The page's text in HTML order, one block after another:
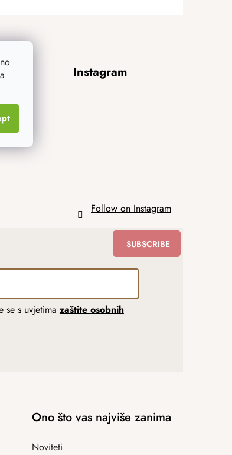
Instagram
Follow on Instagram
se s uvjetima zaštite osobnih
SUBSCRIBE
Ono što vas najviše zanima
Noviteti